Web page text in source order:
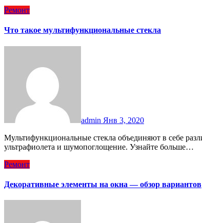
Ремонт
Что такое мультифункциональные стекла
admin Янв 3, 2020
Мультифункциональные стекла объединяют в себе различные полезные свойства, такие как теплоизоляция, защита от
ультрафиолета и шумопоглощение. Узнайте больше…
Ремонт
Декоративные элементы на окна — обзор вариантов